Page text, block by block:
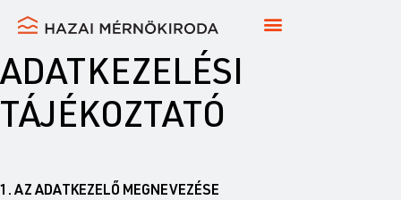
ADATKEZELÉSI
TÁJÉKOZTATÓ
1. AZ ADATKEZELŐ MEGNEVEZÉSE